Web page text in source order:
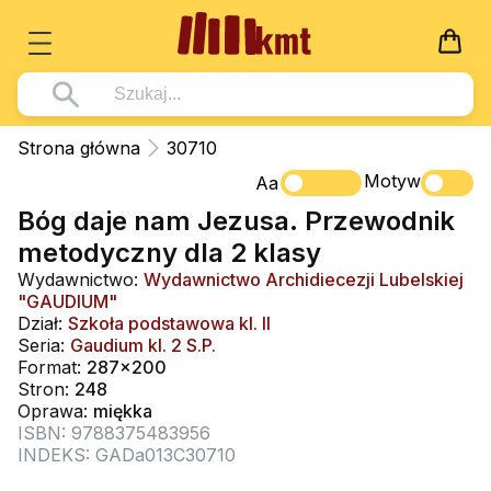
Książki
Wszystko z kategorii - Książki
Pismo Święte
Kościół Katolicki
Duszpasterstwo
Teologia
Życie chrześcijańskie
Duchowość
Literatura piękna
Wszystko z kategorii - Multimedia
DVD
CD-ROM
Muzyka
Rekolekcje i inne na CD
Śpiew i modlitwa
Muzyka klasyczna
Dla Dzieci
Wszystko z kategorii - Dla Dzieci
Literatura (D)
Płyty, DVD (D)
Podręczniki i pomoce dydaktyczne
Podręczniki
Wszystko z kategorii - Podręczniki
Podręczniki i pomoce dydaktyczne
Zabawa i Nauka
Nowości
Zaloguj się
Strona główna
30710
Aa
Motyw
Bóg daje nam Jezusa. Przewodnik
metodyczny dla 2 klasy
Wydawnictwo: Wydawnictwo Archidiecezji Lubelskiej
"GAUDIUM"
Dział: Szkoła podstawowa kl. II
Seria: Gaudium kl. 2 S.P.
Format: 287x200
Stron: 248
Oprawa: miękka
ISBN: 9788375483956
INDEKS: GADa013C30710